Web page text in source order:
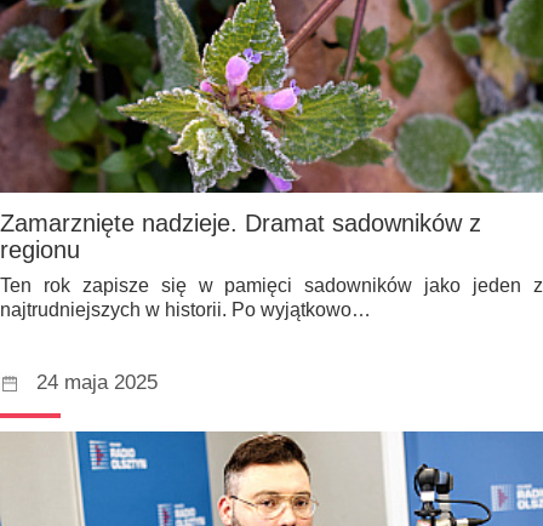
Zamarznięte nadzieje. Dramat sadowników z
regionu
Ten rok zapisze się w pamięci sadowników jako jeden z
najtrudniejszych w historii. Po wyjątkowo…
24 maja 2025